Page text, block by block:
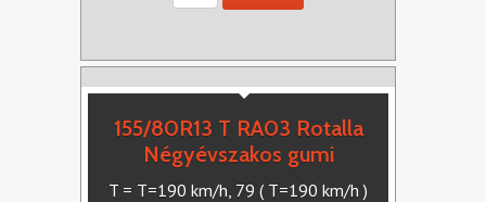
155/80R13 T RA03 Rotalla
Négyévszakos gumi
T = T=190 km/h, 79 ( T=190 km/h )